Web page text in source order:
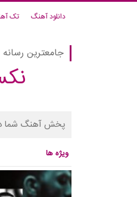
دانلود آهنگ تک
جامعترین
پخش آهنگ شما
ویژه ها